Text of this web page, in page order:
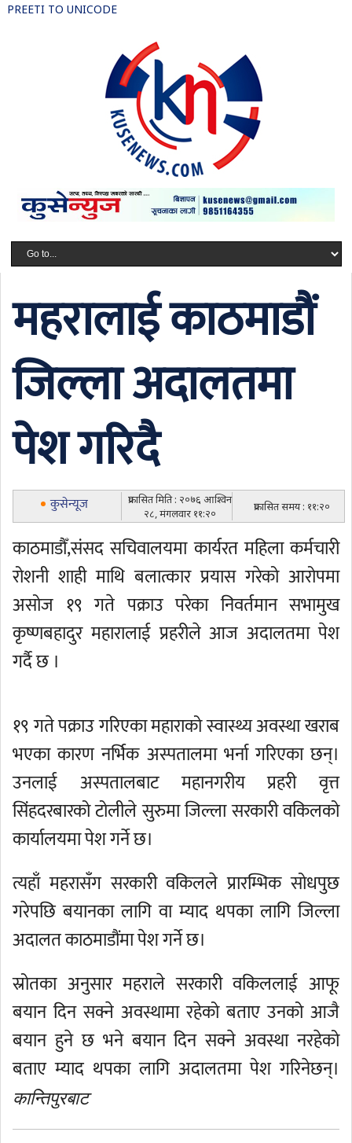
PREETI TO UNICODE
महरालाई काठमाडौं
जिल्ला अदालतमा
पेश गरिदै
कुसेन्यूज
प्रकासित मिति : २०७६ आश्विन
२८, मंगलवार ११:२०
प्रकासित समय : ११:२०
काठमाडौँ,संसद सचिवालयमा कार्यरत महिला कर्मचारी
रोशनी शाही माथि बलात्कार प्रयास गरेको आरोपमा
असोज १९ गते पक्राउ परेका निवर्तमान सभामुख
कृष्णबहादुर महारालाई प्रहरीले आज अदालतमा पेश
गर्दै छ ।
१९ गते पक्राउ गरिएका महाराको स्वास्थ्य अवस्था खराब
भएका कारण नर्भिक अस्पतालमा भर्ना गरिएका छन्।
उनलाई अस्पतालबाट महानगरीय प्रहरी वृत्त
सिंहदरबारको टोलीले सुरुमा जिल्ला सरकारी वकिलको
कार्यालयमा पेश गर्ने छ।
त्यहाँ महरासँग सरकारी वकिलले प्रारम्भिक सोधपुछ
गरेपछि बयानका लागि वा म्याद थपका लागि जिल्ला
अदालत काठमाडौंमा पेश गर्ने छ।
स्रोतका अनुसार महराले सरकारी वकिललाई आफू
बयान दिन सक्ने अवस्थामा रहेको बताए उनको आजै
बयान हुने छ भने बयान दिन सक्ने अवस्था नरहेको
बताए म्याद थपका लागि अदालतमा पेश गरिनेछन्।
कान्तिपुरबाट